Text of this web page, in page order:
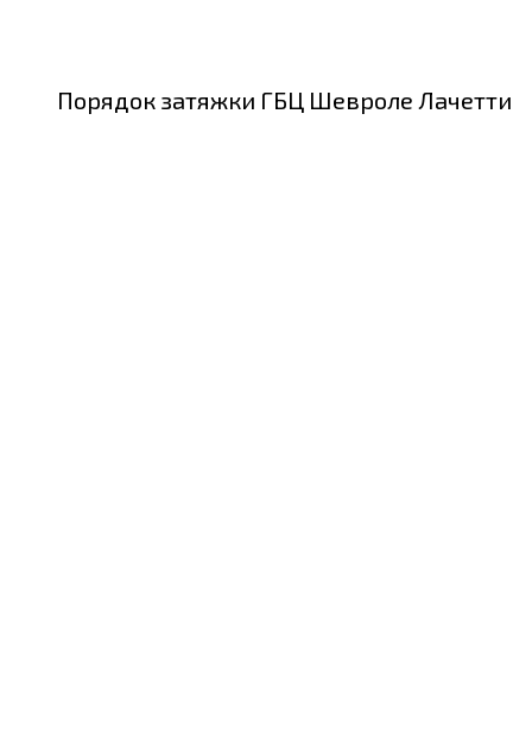
Порядок затяжки ГБЦ Шевроле Лачетти